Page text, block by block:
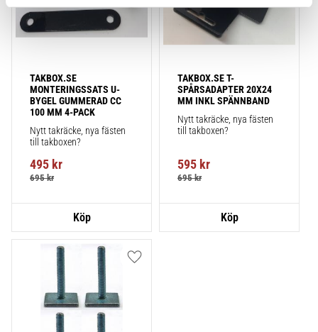
TAKBOX.SE
MONTERINGSSATS U-
BYGEL GUMMERAD CC
100 MM 4-PACK
Nytt takräcke, nya fästen
till takboxen?
495 kr
695kr
TAKBOX.SE T-
SPÅRSADAPTER 20X24
MM INKL SPÄNNBAND
Nytt takräcke, nya fästen
till takboxen?
595 kr
695kr
Lägg till i favoriter